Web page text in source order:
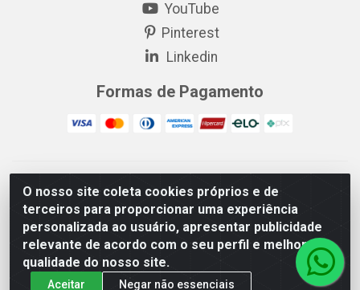
O nosso site coleta cookies próprios e de
terceiros para proporcionar uma experiência
personalizada ao usuário, apresentar publicidade
relevante de acordo com o seu perfil e melhorar a
qualidade do nosso site.
Aceitar Negar não essenciais
YouTube
Pinterest
Linkedin
Formas de Pagamento
EP Elétrica LTDA - 18.621.731/0005-43 - Itabaiana/SE - CEP:
49511-899
EP Elétrica LTDA - 48.594.570/0001-83 - Itabaiana/SE - CEP:
49511-899